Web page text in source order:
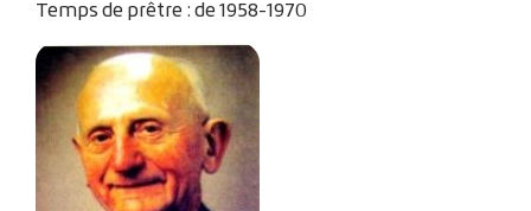
Temps de prêtre : de 1958-1970
Zoom sur l'image